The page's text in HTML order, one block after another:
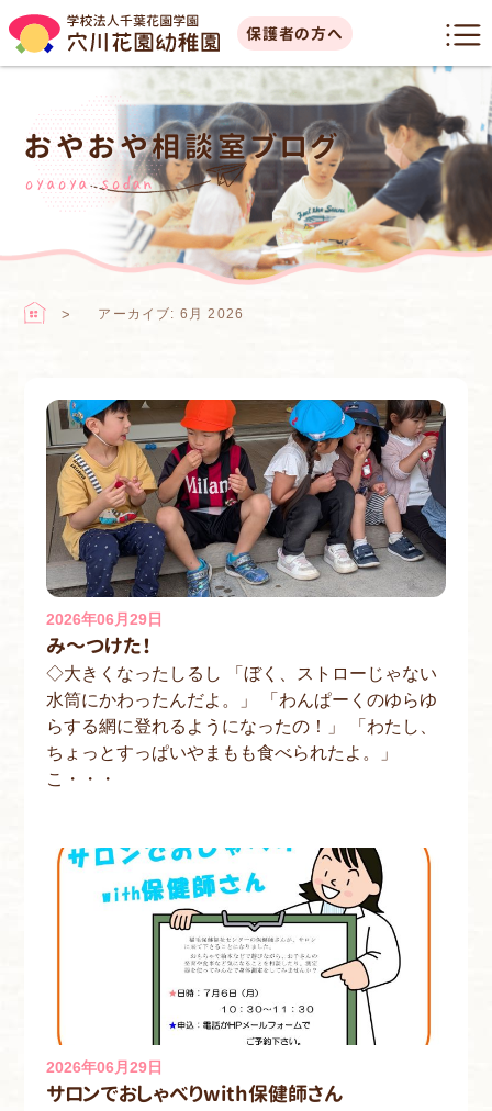
保護者の方へ
おやおや相談室ブログ
oyaoya sodan
アーカイブ: 6月 2026
2026年06月29日
み～つけた！
◇大きくなったしるし 「ぼく、ストローじゃない
水筒にかわったんだよ。」 「わんぱーくのゆらゆ
らする網に登れるようになったの！」 「わたし、
ちょっとすっぱいやまもも食べられたよ。」
こ・・・
2026年06月29日
サロンでおしゃべりwith保健師さん